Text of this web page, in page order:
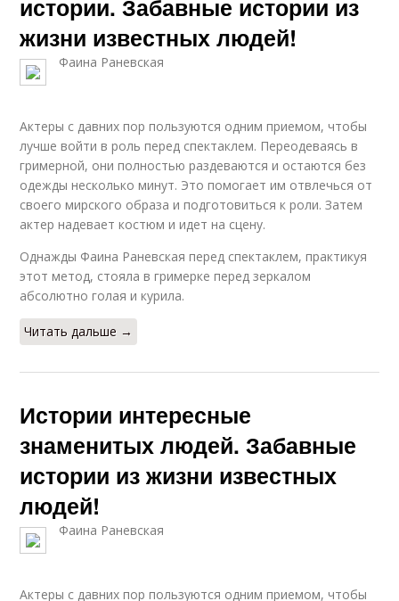
истории. Забавные истории из
жизни известных людей!
Фаина Раневская
Актеры с давних пор пользуются одним приемом, чтобы
лучше войти в роль перед спектаклем. Переодеваясь в
гримерной, они полностью раздеваются и остаются без
одежды несколько минут. Это помогает им отвлечься от
своего мирского образа и подготовиться к роли. Затем
актер надевает костюм и идет на сцену.
Однажды Фаина Раневская перед спектаклем, практикуя
этот метод, стояла в гримерке перед зеркалом
абсолютно голая и курила.
Читать дальше →
Истории интересные
знаменитых людей. Забавные
истории из жизни известных
людей!
Фаина Раневская
Актеры с давних пор пользуются одним приемом, чтобы